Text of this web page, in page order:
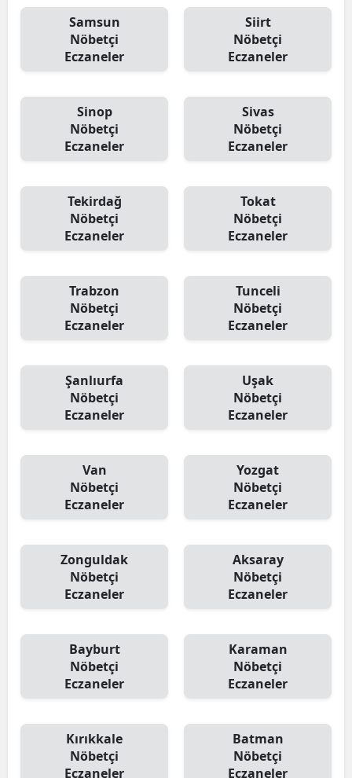
Samsun
Nöbetçi
Eczaneler
Siirt
Nöbetçi
Eczaneler
Sinop
Nöbetçi
Eczaneler
Sivas
Nöbetçi
Eczaneler
Tekirdağ
Nöbetçi
Eczaneler
Tokat
Nöbetçi
Eczaneler
Trabzon
Nöbetçi
Eczaneler
Tunceli
Nöbetçi
Eczaneler
Şanlıurfa
Nöbetçi
Eczaneler
Uşak
Nöbetçi
Eczaneler
Van
Nöbetçi
Eczaneler
Yozgat
Nöbetçi
Eczaneler
Zonguldak
Nöbetçi
Eczaneler
Aksaray
Nöbetçi
Eczaneler
Bayburt
Nöbetçi
Eczaneler
Karaman
Nöbetçi
Eczaneler
Kırıkkale
Nöbetçi
Eczaneler
Batman
Nöbetçi
Eczaneler